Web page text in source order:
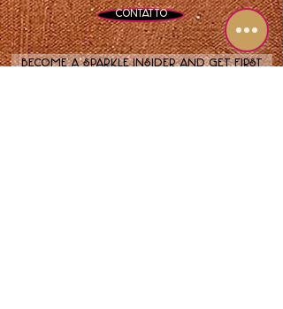
Contatto
Become a sparkle insider and get first